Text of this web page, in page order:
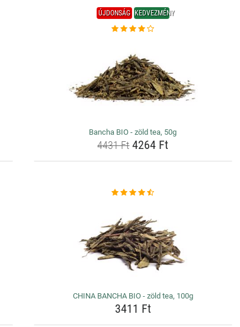
ÚJDONSÁG KEDVEZMÉNY
Bancha BIO - zöld tea, 50g
4431 Ft4264 Ft
CHINA BANCHA BIO - zöld tea, 100g
3411 Ft